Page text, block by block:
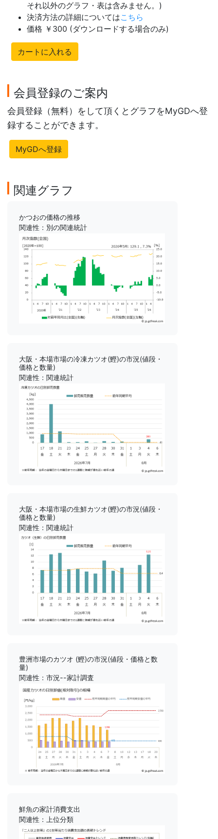
それ以外のグラフ・表は含みません。)
決済方法の詳細についてはこちら
価格 ￥300 (ダウンロードする場合のみ)
カートに入れる
会員登録のご案内
会員登録（無料）をして頂くとグラフをMyGDへ登
録することができます。
MyGDへ登録
関連グラフ
かつおの価格の推移
関連性：別の関連統計
大阪・本場市場の冷凍カツオ(鰹)の市況(値段・
価格と数量)
関連性：関連統計
大阪・本場市場の生鮮カツオ(鰹)の市況(値段・
価格と数量)
関連性：関連統計
豊洲市場のカツオ (鰹)の市況(値段・価格と数
量)
関連性：市況--家計調査
鮮魚の家計消費支出
関連性：上位分類